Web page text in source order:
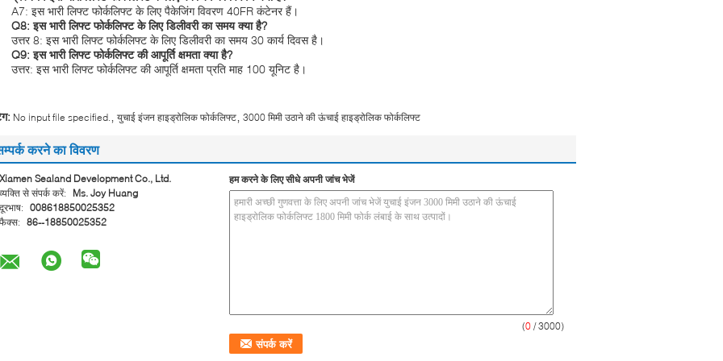
A7: इस भारी लिफ्ट फोर्कलिफ्ट के लिए पैकेजिंग विवरण 40FR कंटेनर हैं।
Q8: इस भारी लिफ्ट फोर्कलिफ्ट के लिए डिलीवरी का समय क्या है?
उत्तर 8: इस भारी लिफ्ट फोर्कलिफ्ट के लिए डिलीवरी का समय 30 कार्य दिवस है।
Q9: इस भारी लिफ्ट फोर्कलिफ्ट की आपूर्ति क्षमता क्या है?
उत्तर: इस भारी लिफ्ट फोर्कलिफ्ट की आपूर्ति क्षमता प्रति माह 100 यूनिट है।
No input file specified. युचाई इंजन हाइड्रोलिक फोर्कलिफ्ट 3000 मिमी उठाने की ऊंचाई हाइड्रोलिक फोर्कलिफ्ट
करने का विवरण
Xiamen Sealand Development Co., Ltd.
व्यक्ति से संपर्क करें:
Ms. Joy Huang
दूरभाष: 008618850025352
फैक्स: 86--18850025352
हम करने के लिए सीधे अपनी जांच भेजें
(0 / 3000)